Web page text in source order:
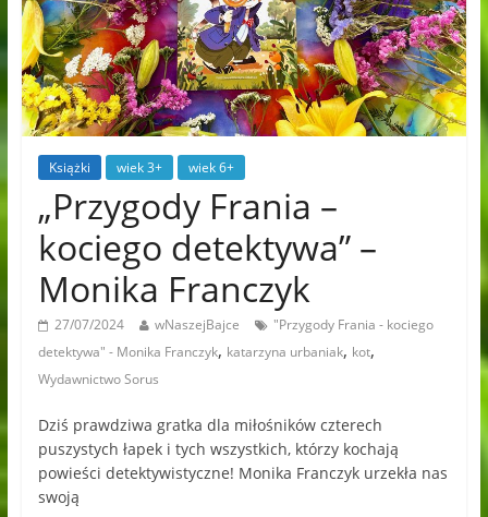
Książki wiek 3+ wiek 6+
„Przygody Frania –
kociego detektywa” –
Monika Franczyk
27/07/2024 wNaszejBajce
"Przygody Frania - kociego
detektywa" - Monika Franczyk, katarzyna urbaniak, kot,
Wydawnictwo Sorus
Dziś prawdziwa gratka dla miłośników czterech
puszystych łapek i tych wszystkich, którzy kochają
powieści detektywistyczne! Monika Franczyk urzekła nas
swoją